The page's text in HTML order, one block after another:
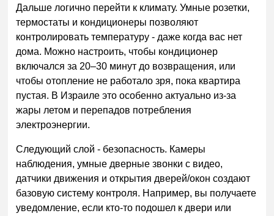
Дальше логично перейти к климату. Умные розетки,
термостаты и кондиционеры позволяют
контролировать температуру - даже когда вас нет
дома. Можно настроить, чтобы кондиционер
включался за 20–30 минут до возвращения, или
чтобы отопление не работало зря, пока квартира
пустая. В Израиле это особенно актуально из-за
жары летом и перепадов потребления
электроэнергии.
Следующий слой - безопасность. Камеры
наблюдения, умные дверные звонки с видео,
датчики движения и открытия дверей/окон создают
базовую систему контроля. Например, вы получаете
уведомление, если кто-то подошел к двери или